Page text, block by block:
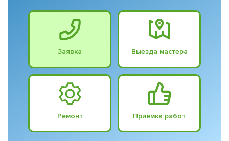
Заявка Выезда мастера
Ремонт Приёмка работ